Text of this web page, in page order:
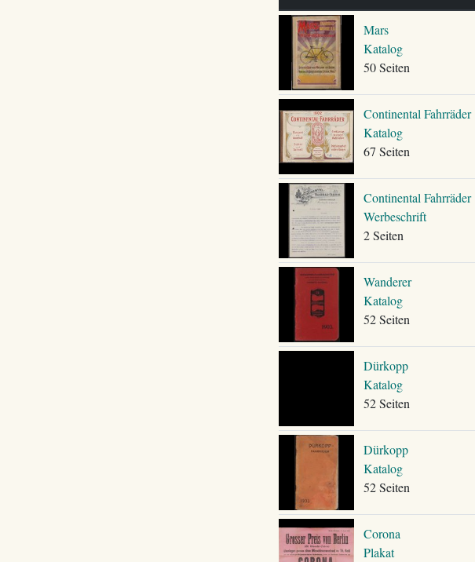
Mars
Katalog
50 Seiten
Continental Fahrräder
Katalog
67 Seiten
Continental Fahrräder
Werbeschrift
2 Seiten
Wanderer
Katalog
52 Seiten
Dürkopp
Katalog
52 Seiten
Dürkopp
Katalog
52 Seiten
Corona
Plakat